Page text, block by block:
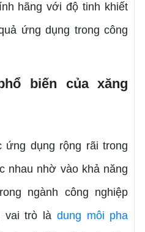
hãng với độ tinh khiết
ứng dụng trong công
biến của xăng
ứng dụng rộng rãi trong
nhau nhờ vào khả năng
ngành công nghiệp
vai trò là dung môi pha